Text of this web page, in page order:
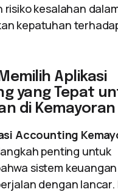
risiko kesalahan
kepatuhan
Aplikasi
yang Tepat
di Kemayoran
Accounting
penting untuk
sistem keuangan
dengan lancar.